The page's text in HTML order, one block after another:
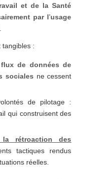
et de la Santé
par l’usage
tangibles :
flux de données de
sociales ne cessent
de pilotage :
qui construisent des
rétroaction des
tactiques rendus
réelles.